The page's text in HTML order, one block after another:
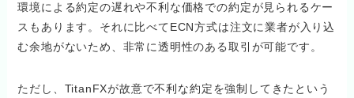
環境による約定の遅れや不利な価格での約定が見られるケー
スもあります。それに比べてECN方式は注文に業者が入り込
む余地がないため、非常に透明性のある取引が可能です。
ただし、TitanFXが故意で不利な約定を強制してきたという